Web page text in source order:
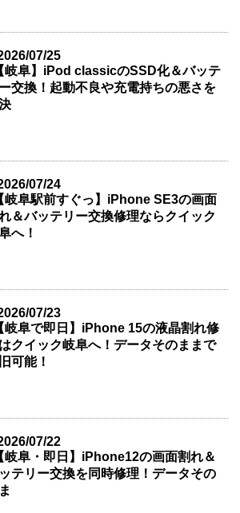
07/25
岐阜】iPod classicのSSD化＆バッテ
交換！起動不良や充電持ちの悪さを
07/24
岐阜駅前すぐっ】iPhone SE3の画面
＆バッテリー交換修理ならクイック
へ！
07/23
岐阜で即日】iPhone 15の液晶割れ修
クイック岐阜へ！データそのままで
可能！
07/22
岐阜・即日】iPhone12の画面割れ＆
テリー交換を同時修理！データその